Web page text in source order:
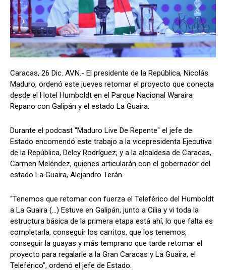
Caracas, 26 Dic. AVN.- El presidente de la República, Nicolás
Maduro, ordenó este jueves retomar el proyecto que conecta
desde el Hotel Humboldt en el Parque Nacional Waraira
Repano con Galipán y el estado La Guaira.
Durante el podcast "Maduro Live De Repente" el jefe de
Estado encomendó este trabajo a la vicepresidenta Ejecutiva
de la República, Delcy Rodríguez; y a la alcaldesa de Caracas,
Carmen Meléndez, quienes articularán con el gobernador del
estado La Guaira, Alejandro Terán.
“Tenemos que retomar con fuerza el Teleférico del Humboldt
a La Guaira (…) Estuve en Galipán, junto a Cilia y vi toda la
estructura básica de la primera etapa está ahí, lo que falta es
completarla, conseguir los carritos, que los tenemos,
conseguir la guayas y más temprano que tarde retomar el
proyecto para regalarle a la Gran Caracas y La Guaira, el
Teleférico”, ordenó el jefe de Estado.